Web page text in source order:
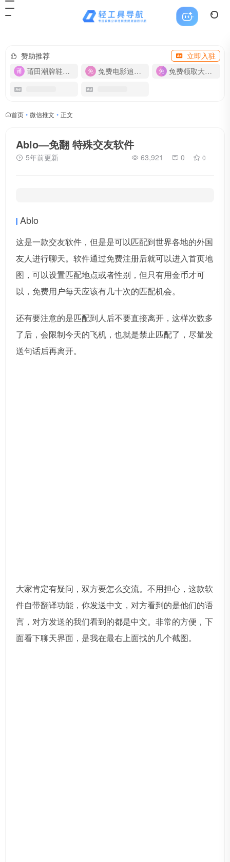
赞助推荐
立即入驻
莆田潮牌鞋服-货源
免费电影追剧APP 免费领取大流量卡【500G】
首页 • 微信推文 • 正文
Ablo—免翻 特殊交友软件
5年前更新 63,921 0 0
Ablo
这是一款交友软件，但是是可以匹配到世界各地的外国
友人进行聊天。软件通过免费注册后就可以进入首页地
图，可以设置匹配地点或者性别，但只有用金币才可
以，免费用户每天应该有几十次的匹配机会。
还有要注意的是匹配到人后不要直接离开，这样次数多
了后，会限制今天的飞机，也就是禁止匹配了，尽量发
送句话后再离开。
大家肯定有疑问，双方要怎么交流。不用担心，这款软
件自带翻译功能，你发送中文，对方看到的是他们的语
言，对方发送的我们看到的都是中文。非常的方便，下
面看下聊天界面，是我在最右上面找的几个截图。